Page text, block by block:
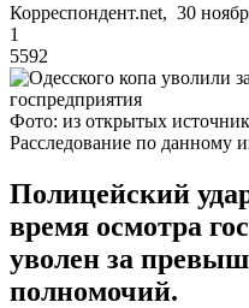
Корреспондент.net, 30
1
5592
Фото: из открытых
Расследование по данному
Полицейский
время осмотра
уволен за
полномочий.